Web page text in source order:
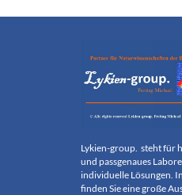
Lykien-group. steht für
und passgenaues
individuelle Lösungen.
finden Sie eine große